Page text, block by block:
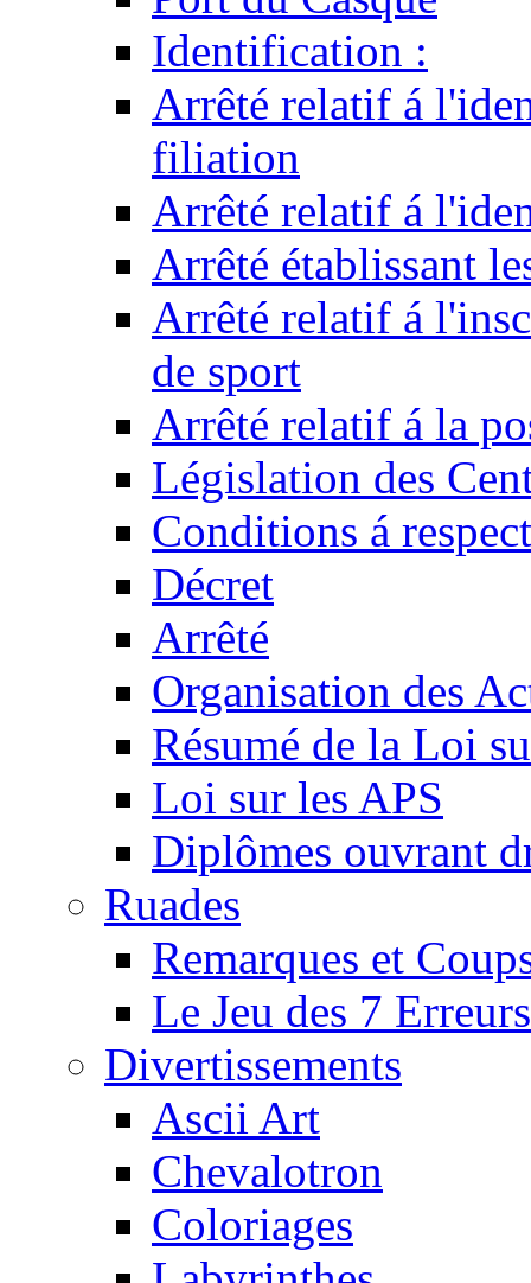
Identification :
Arrêté relatif á
filiation
Arrêté relatif á
Arrêté établissant
Arrêté relatif á
de sport
Arrêté relatif á la
Législation des
Conditions á
Décret
Arrêté
Organisation des
Résumé de la Loi
Loi sur les APS
Diplômes ouvrant
Ruades
Remarques et
Le Jeu des 7 Erreurs
Divertissements
Ascii Art
Chevalotron
Coloriages